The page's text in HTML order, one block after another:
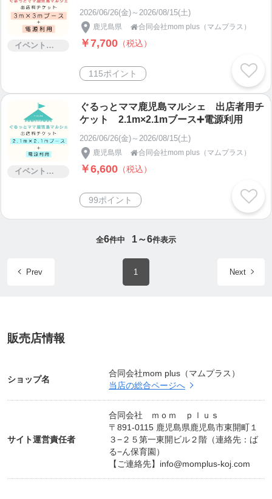
イベント・セミナー・交流会
2026/06/26(金)～2026/08/15(土)
鹿児島県 合同会社mom plus（マムプラス）
￥7,700 （税込）
115ポイント
イベント・セミナー・交流会
ぐるっとママ鹿児島マルシェ 出店者用チ
ケット 2.1m×2.1mブース➕電源利用
2026/06/26(金)～2026/08/15(土)
鹿児島県 合同会社mom plus（マムプラス）
￥6,600 （税込）
99ポイント
全6件中 1～6件表示
Prev 1 Next
販売店情報
ショップ名
合同会社mom plus（マムプラス）
当店の総合ページへ
サイト運営責任者
合同会社 ｍｏｍ ｐｌｕｓ
〒891-0115 鹿児島県鹿児島市東開町１
３−２５第一東開ビル２階（連絡先：ば
る−ん保育園）
【ご連絡先】 info@momplus-koj.com